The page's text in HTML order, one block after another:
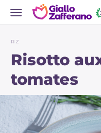
RIZ
Risotto
tomates